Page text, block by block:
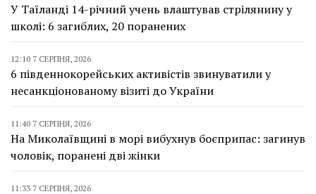
У Таїланді 14-річний учень влаштував стрілянину у
школі: 6 загиблих, 20 поранених
12:10 7 СЕРПНЯ, 2026
6 південнокорейських активістів звинуватили у
несанкціонованому візиті до України
11:40 7 СЕРПНЯ, 2026
На Миколаївщині в морі вибухнув боєприпас: загинув
чоловік, поранені дві жінки
11:33 7 СЕРПНЯ, 2026